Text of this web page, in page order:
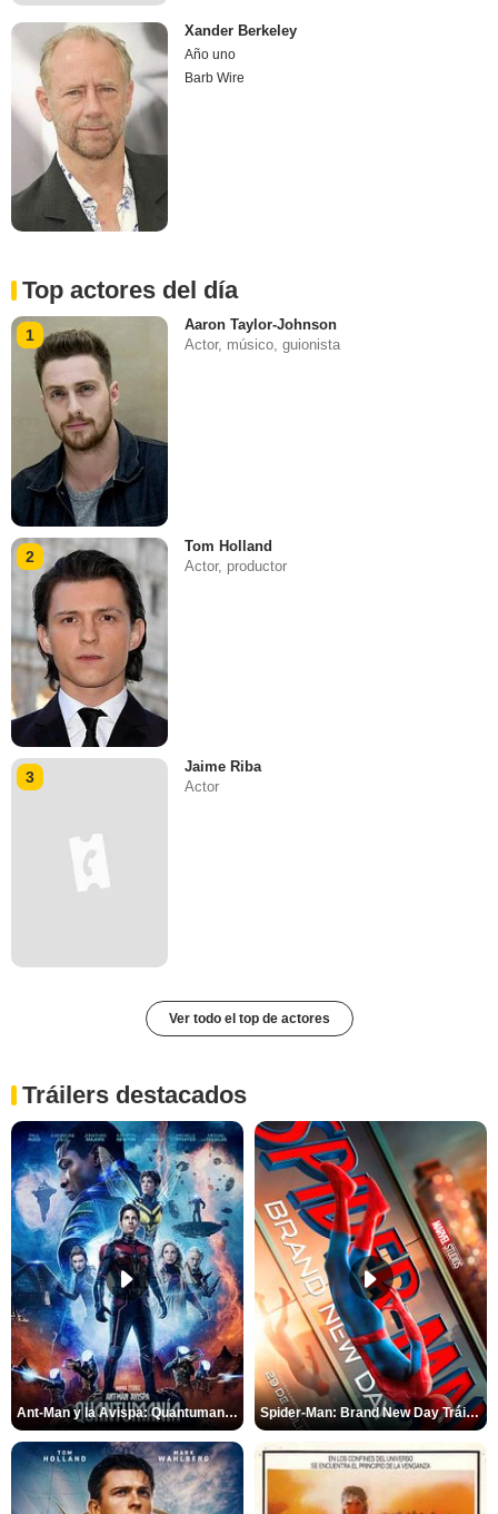
Xander Berkeley
Año uno
Barb Wire
Top actores del día
1
Aaron Taylor-Johnson
Actor, músico, guionista
2
Tom Holland
Actor, productor
3
Jaime Riba
Actor
Ver todo el top de actores
Tráilers destacados
Ant-Man y la Avispa: Quantumanía Tráiler (2) Spider-Man: Brand New Day Tráiler (3)